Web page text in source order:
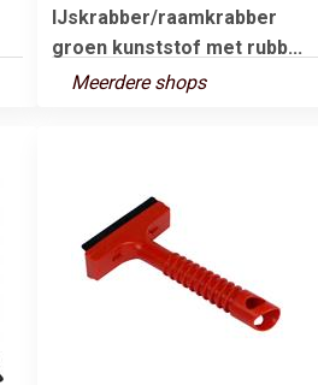
IJskrabber/raamkrabber
groen kunststof met rubb...
Meerdere shops